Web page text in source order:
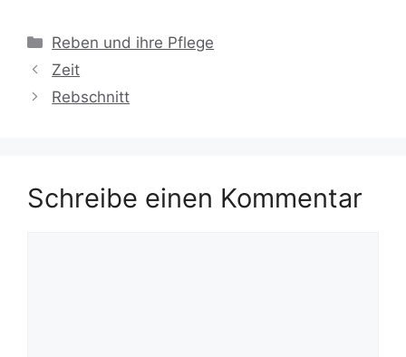
Kategorien
Reben und ihre Pflege
Zeit
Rebschnitt
Schreibe einen Kommentar